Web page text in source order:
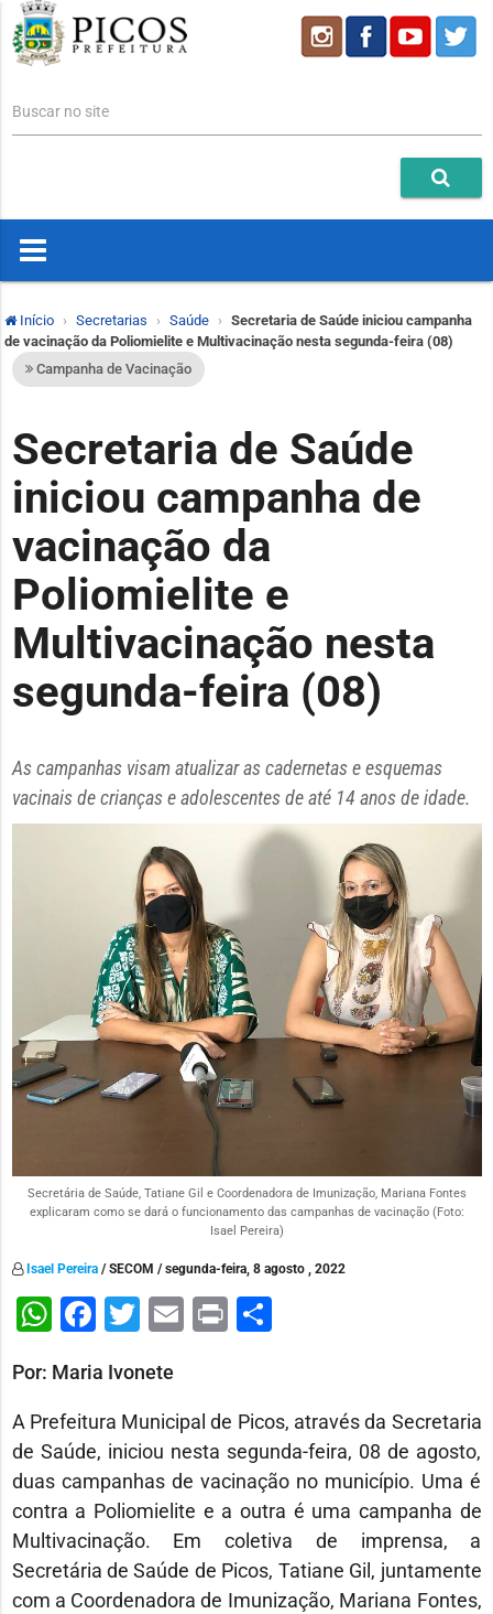
Buscar no site
Início Secretarias Saúde
Secretaria de Saúde iniciou campanha
de vacinação da Poliomielite e Multivacinação nesta segunda-feira (08)
Campanha de Vacinação
Secretaria de Saúde
iniciou campanha de
vacinação da
Poliomielite e
Multivacinação nesta
segunda-feira (08)
As campanhas visam atualizar as cadernetas e esquemas
vacinais de crianças e adolescentes de até 14 anos de idade.
Secretária de Saúde, Tatiane Gil e Coordenadora de Imunização, Mariana Fontes
explicaram como se dará o funcionamento das campanhas de vacinação (Foto:
Isael Pereira)
Isael Pereira/ SECOM / segunda-feira, 8 agosto , 2022
WhatsApp
Facebook
Twitter
EmailPrint
Por: Maria Ivonete
A Prefeitura Municipal de Picos, através da Secretaria
de Saúde, iniciou nesta segunda-feira, 08 de agosto,
duas campanhas de vacinação no município. Uma é
contra a Poliomielite e a outra é uma campanha de
Multivacinação. Em coletiva de imprensa, a
Secretária de Saúde de Picos, Tatiane Gil, juntamente
com a Coordenadora de Imunização, Mariana Fontes,